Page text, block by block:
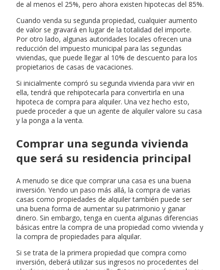
de al menos el 25%, pero ahora existen hipotecas del 85%.
Cuando venda su segunda propiedad, cualquier aumento
de valor se gravará en lugar de la totalidad del importe.
Por otro lado, algunas autoridades locales ofrecen una
reducción del impuesto municipal para las segundas
viviendas, que puede llegar al 10% de descuento para los
propietarios de casas de vacaciones.
Si inicialmente compró su segunda vivienda para vivir en
ella, tendrá que rehipotecarla para convertirla en una
hipoteca de compra para alquiler. Una vez hecho esto,
puede proceder a que un agente de alquiler valore su casa
y la ponga a la venta.
Comprar una segunda vivienda
que será su residencia principal
A menudo se dice que comprar una casa es una buena
inversión. Yendo un paso más allá, la compra de varias
casas como propiedades de alquiler también puede ser
una buena forma de aumentar su patrimonio y ganar
dinero. Sin embargo, tenga en cuenta algunas diferencias
básicas entre la compra de una propiedad como vivienda y
la compra de propiedades para alquilar.
Si se trata de la primera propiedad que compra como
inversión, deberá utilizar sus ingresos no procedentes del